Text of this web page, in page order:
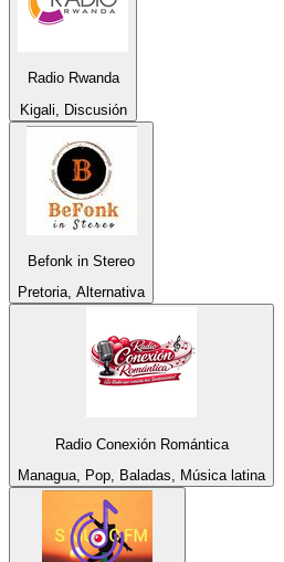
Radio Rwanda
Kigali, Discusión
Befonk in Stereo
Pretoria, Alternativa
Radio Conexión Romántica
Managua, Pop, Baladas, Música latina